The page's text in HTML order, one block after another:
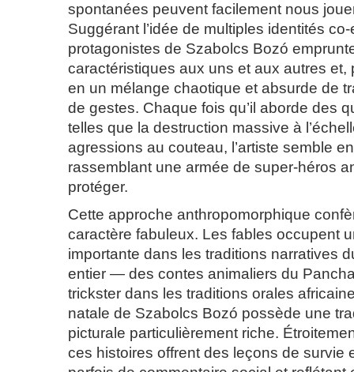
spontanées peuvent facilement nous
Suggérant l’idée de multiples identités
protagonistes de Szabolcs Bozó
caractéristiques aux uns et aux autres et,
en un mélange chaotique et absurde de
de gestes. Chaque fois qu’il aborde des
telles que la destruction massive à
agressions au couteau, l’artiste semble
rassemblant une armée de super-héros
protéger.
Cette approche anthropomorphique
caractère fabuleux. Les fables occupent
importante dans les traditions narratives
entier — des contes animaliers du
trickster dans les traditions orales
natale de Szabolcs Bozó possède une
picturale particulièrement riche.
ces histoires offrent des leçons de survie